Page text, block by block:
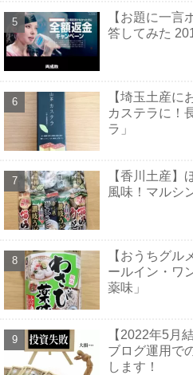
【お題に一言
答してみた
【埼玉土産に
カステラに！
ラ」
【香川土産】
風味！マルシ
【おうちグル
ールイン・ワ
薬味」
【2022年5月
ブログ運用で
します！